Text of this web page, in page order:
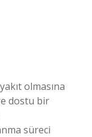
olmasına
dostu bir
süreci